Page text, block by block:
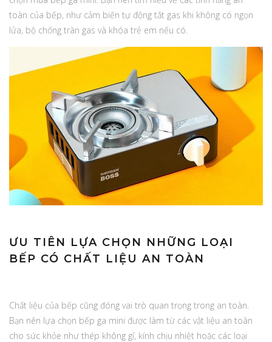
toàn của bếp, như cảm biến tự động tắt gas khi không có ngọn
lửa, bộ chống tràn gas và khóa trẻ em nếu có.
ƯU TIÊN LỰA CHỌN NHỮNG LOẠI
BẾP CÓ CHẤT LIỆU AN TOÀN
Chất liệu của bếp cũng đóng vai trò quan trọng trong an toàn.
Bạn nên lựa chọn bếp ga mini được làm từ các vật liệu an toàn
cho sức khỏe như thép không gỉ, kính chịu nhiệt hoặc các loại